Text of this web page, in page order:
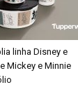
linha Disney e
Mickey e Minnie